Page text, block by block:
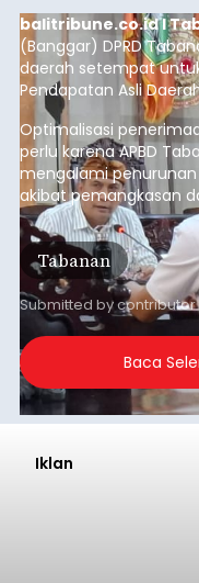
balitribune.co.id I
(Banggar) DPRD
daerah setempat
Pendapatan Asli
anggaran 2027.
Optimalisasi
perlu karena APBD
mengalami
akibat pemangkasan
Daerah (TKD) dari
Tabanan
Submitted bycontributor
Baca
Iklan